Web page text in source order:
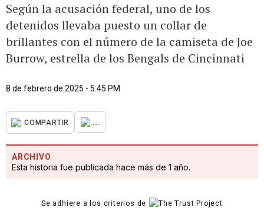
Según la acusación federal, uno de los
detenidos llevaba puesto un collar de
brillantes con el número de la camiseta de Joe
Burrow, estrella de los Bengals de Cincinnati
8 de febrero de 2025 - 5:45 PM
COMPARTIR ...
ARCHIVO
Esta historia fue publicada hace más de 1 año.
Se adhiere a los criterios de